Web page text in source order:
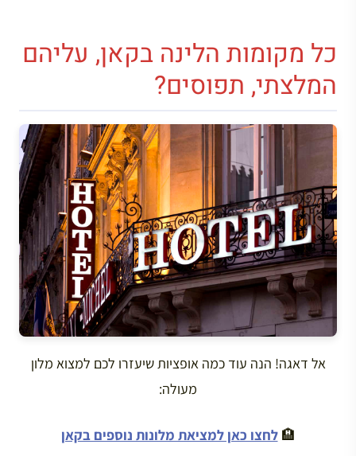
כל מקומות הלינה בקאן, עליהם
המלצתי, תפוסים?
אל דאגה! הנה עוד כמה אופציות שיעזרו לכם למצוא מלון
מעולה:
🏨לחצו כאן למציאת מלונות נוספים בקאן